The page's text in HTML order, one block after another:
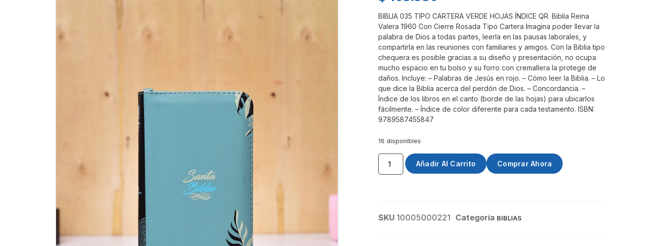
BIBLIA 035 TIPO CARTERA VERDE HOJAS ÍNDICE QR. Biblia Reina
Valera 1960 Con Cierre Rosada Tipo Cartera Imagina poder llevar la
palabra de Dios a todas partes, leerla en las pausas laborales, y
compartirla en las reuniones con familiares y amigos. Con la Biblia tipo
chequera es posible gracias a su diseño y presentación, no ocupa
mucho espacio en tu bolso y su forro con cremallera la protege de
daños. Incluye: – Palabras de Jesús en rojo. – Cómo leer la Biblia. – Lo
que dice la Biblia acerca del perdón de Dios. – Concordancia. –
Índice de los libros en el canto (borde de las hojas) para ubicarlos
fácilmente. – Índice de color diferente para cada testamento. ISBN:
9789587455847
16 disponibles
Añadir Al Carrito Comprar Ahora
SKU 10005000221 Categoría BIBLIAS